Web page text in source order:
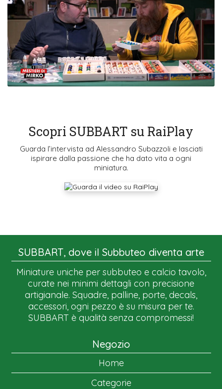
Scopri SUBBART su RaiPlay
Guarda l’intervista ad Alessandro Subazzoli e lasciati
ispirare dalla passione che ha dato vita a ogni
miniatura.
SUBBART, dove il Subbuteo diventa arte
Miniature uniche per subbuteo e calcio tavolo,
curate nei minimi dettagli con precisione
artigianale. Squadre, palline, porte, decals,
accessori, ogni pezzo è su misura per te.
SUBBART è qualità senza compromessi!
Negozio
Home
Categorie